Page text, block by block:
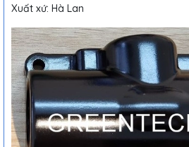
Xuất xứ: Hà Lan